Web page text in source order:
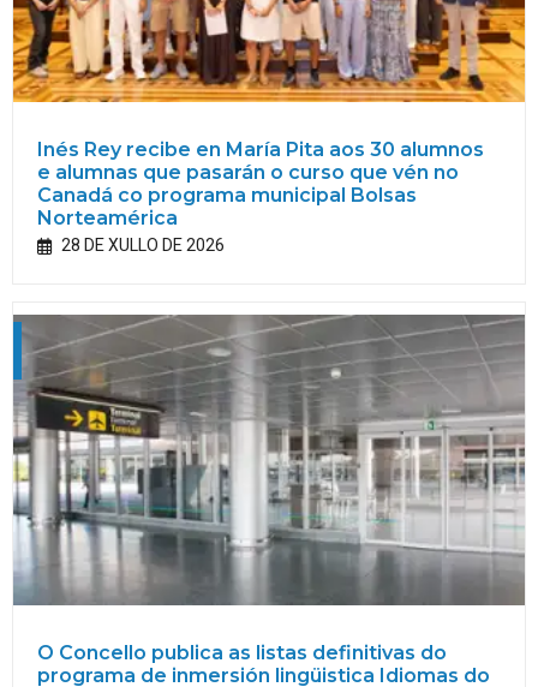
Inés Rey recibe en María Pita aos 30 alumnos
e alumnas que pasarán o curso que vén no
Canadá co programa municipal Bolsas
Norteamérica
28 DE XULLO DE 2026
O Concello publica as listas definitivas do
programa de inmersión lingüistica Idiomas do